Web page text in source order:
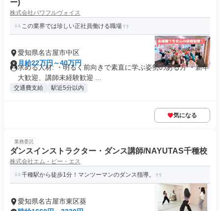
ー)
株式会社パワフルヴォイス
この業界では珍しい正社員働ける職場
愛知県名古屋市中区
月給22万円～40万円
求める人材: ・明るく前向きで素直に学ぶ姿勢のある方 ・新卒
大歓迎、講師未経験歓迎 ...
交通費支給 駅近5分以内
気になる
業務委託
ダンスインストラクター・ダンス講師/NAYUTAS千種校
株式会社エム・ピー・エス
千種駅から徒歩1分！マンツーマンのダンス指導。
愛知県名古屋市東区葵